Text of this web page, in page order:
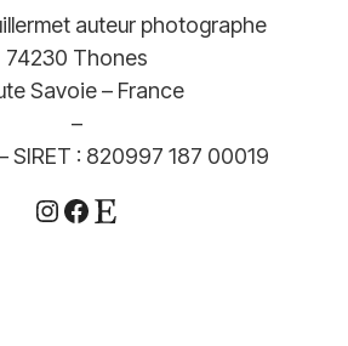
auteur photographe
74230 Thones
Savoie – France
–
SIRET : 820997 187 00019
Instagram
Facebook
Etsy